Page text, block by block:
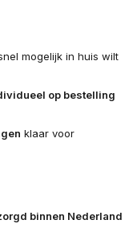
mogelijk in huis wilt
op bestelling
klaar voor
binnen Nederland